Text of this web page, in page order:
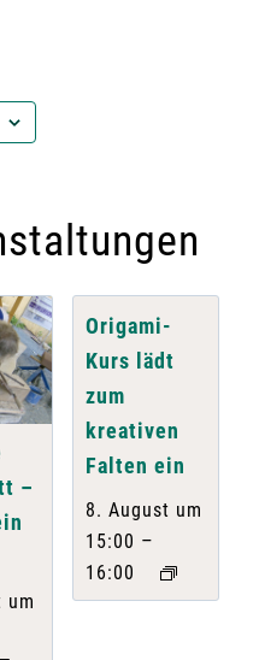
–
um
Origami-
Kurs lädt
zum
kreativen
Falten ein
8. August um
15:00 –
16:00